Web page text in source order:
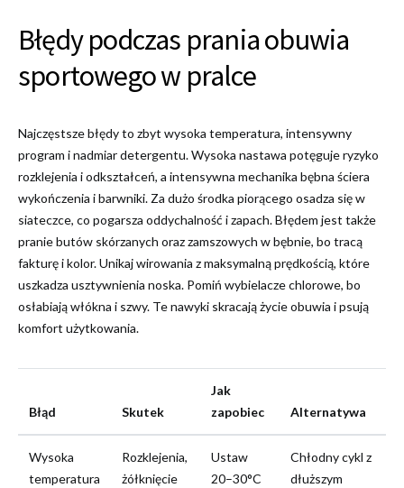
Błędy podczas prania obuwia
sportowego w pralce
Najczęstsze błędy to zbyt wysoka temperatura, intensywny
program i nadmiar detergentu. Wysoka nastawa potęguje ryzyko
rozklejenia i odkształceń, a intensywna mechanika bębna ściera
wykończenia i barwniki. Za dużo środka piorącego osadza się w
siateczce, co pogarsza oddychalność i zapach. Błędem jest także
pranie butów skórzanych oraz zamszowych w bębnie, bo tracą
fakturę i kolor. Unikaj wirowania z maksymalną prędkością, które
uszkadza usztywnienia noska. Pomiń wybielacze chlorowe, bo
osłabiają włókna i szwy. Te nawyki skracają życie obuwia i psują
komfort użytkowania.
Błąd Skutek
Jak
zapobiec
Alternatywa
Wysoka
temperatura
Rozklejenia,
żółknięcie
Ustaw
20–30°C
Chłodny cykl z
dłuższym